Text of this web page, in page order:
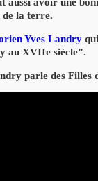
la terre.
Yves Landry
au XVIIe siècle".
parle des Filles